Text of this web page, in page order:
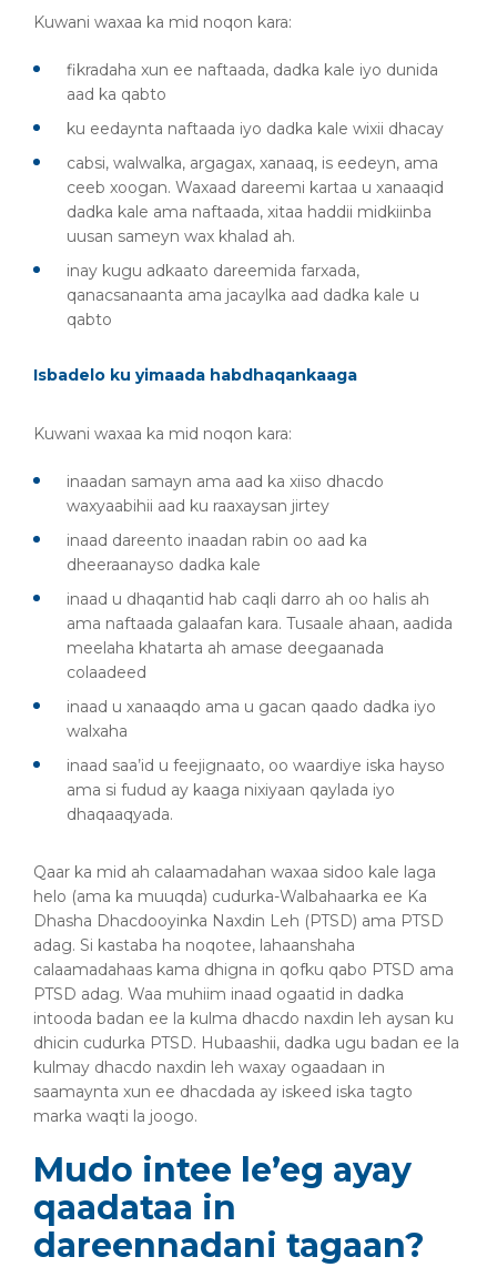
Kuwani waxaa ka mid noqon kara:
fikradaha xun ee naftaada, dadka kale iyo dunida
aad ka qabto
ku eedaynta naftaada iyo dadka kale wixii dhacay
cabsi, walwalka, argagax, xanaaq, is eedeyn, ama
ceeb xoogan. Waxaad dareemi kartaa u xanaaqid
dadka kale ama naftaada, xitaa haddii midkiinba
uusan sameyn wax khalad ah.
inay kugu adkaato dareemida farxada,
qanacsanaanta ama jacaylka aad dadka kale u
qabto
Isbadelo ku yimaada habdhaqankaaga
Kuwani waxaa ka mid noqon kara:
inaadan samayn ama aad ka xiiso dhacdo
waxyaabihii aad ku raaxaysan jirtey
inaad dareento inaadan rabin oo aad ka
dheeraanayso dadka kale
inaad u dhaqantid hab caqli darro ah oo halis ah
ama naftaada galaafan kara. Tusaale ahaan, aadida
meelaha khatarta ah amase deegaanada
colaadeed
inaad u xanaaqdo ama u gacan qaado dadka iyo
walxaha
inaad saa’id u feejignaato, oo waardiye iska hayso
ama si fudud ay kaaga nixiyaan qaylada iyo
dhaqaaqyada.
Qaar ka mid ah calaamadahan waxaa sidoo kale laga
helo (ama ka muuqda) cudurka-Walbahaarka ee Ka
Dhasha Dhacdooyinka Naxdin Leh (PTSD) ama PTSD
adag. Si kastaba ha noqotee, lahaanshaha
calaamadahaas kama dhigna in qofku qabo PTSD ama
PTSD adag. Waa muhiim inaad ogaatid in dadka
intooda badan ee la kulma dhacdo naxdin leh aysan ku
dhicin cudurka PTSD. Hubaashii, dadka ugu badan ee la
kulmay dhacdo naxdin leh waxay ogaadaan in
saamaynta xun ee dhacdada ay iskeed iska tagto
marka waqti la joogo.
Mudo intee le’eg ayay
qaadataa in
dareennadani tagaan?